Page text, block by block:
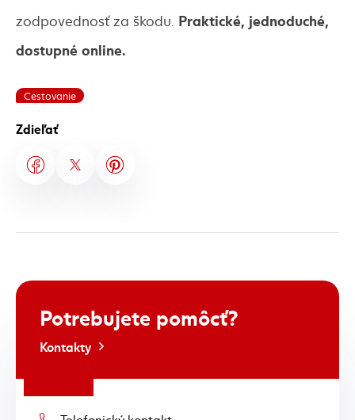
Zdieľať
zodpovednosť za škodu. Praktické, jednoduché,
dostupné online.
Cestovanie
Potrebujete pomôcť?
Kontakty